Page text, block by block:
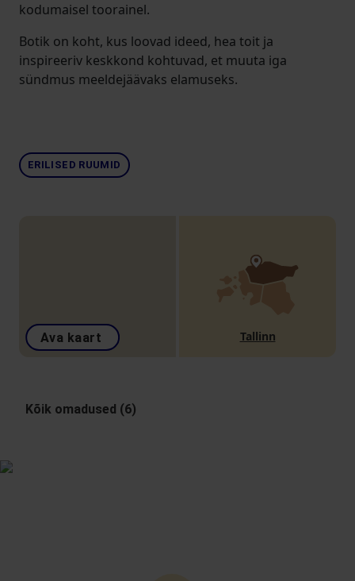
kodumaisel toorainel.
Botik on koht, kus loovad ideed, hea toit ja
inspireeriv keskkond kohtuvad, et muuta iga
sündmus meeldejäävaks elamuseks.
ERILISED RUUMID
Ava kaart Tallinn
Kõik omadused (6)